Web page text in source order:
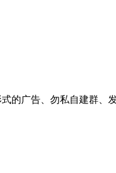
的广告、勿私自建群、